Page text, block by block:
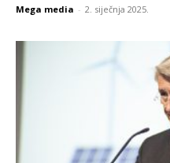
Mega media - 2. siječnja 2025.